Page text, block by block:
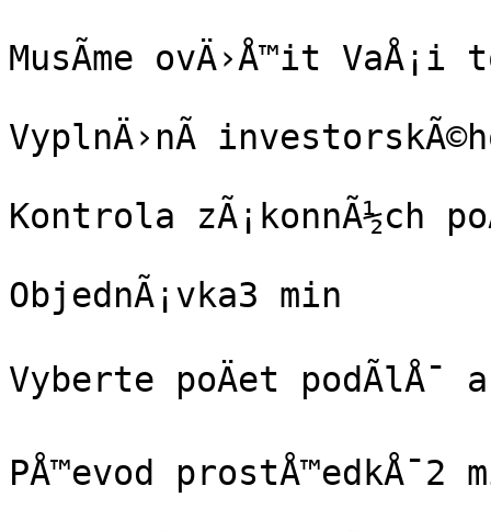
MusÃ­me ovÄ›Å™it VaÅ¡i
VyplnÄ›nÃ­
Kontrola zÃ¡konnÃ½ch
ObjednÃ¡vka3 min
Vyberte poÄet podÃ­lÅ¯
PÅ™evod prostÅ™edkÅ¯2